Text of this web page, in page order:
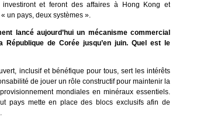
et feront des affaires à Hong Kong et
un pays, deux systèmes ».
lancé aujourd’hui un mécanisme commercial
de Corée jusqu’en juin. Quel est le
inclusif et bénéfique pour tous, sert les intérêts
de jouer un rôle constructif pour maintenir la
mondiales en minéraux essentiels.
pays mette en place des blocs exclusifs afin de